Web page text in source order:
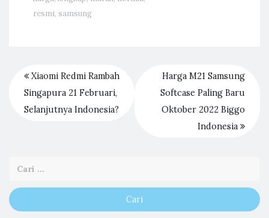
resmi, samsung
Xiaomi Redmi Rambah
Singapura 21 Februari,
Selanjutnya Indonesia?
Harga M21 Samsung
Softcase Paling Baru
Oktober 2022 Biggo
Indonesia